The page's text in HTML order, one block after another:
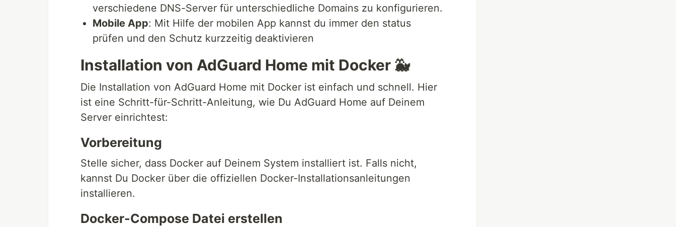
verschiedene DNS-Server für unterschiedliche Domains zu konfigurieren.
Mobile App: Mit Hilfe der mobilen App kannst du immer den status
prüfen und den Schutz kurzzeitig deaktivieren
Installation von AdGuard Home mit Docker 🐳
Die Installation von AdGuard Home mit Docker ist einfach und schnell. Hier
ist eine Schritt-für-Schritt-Anleitung, wie Du AdGuard Home auf Deinem
Server einrichtest:
Vorbereitung
Stelle sicher, dass Docker auf Deinem System installiert ist. Falls nicht,
kannst Du Docker über die offiziellen Docker-Installationsanleitungen
installieren.
Docker-Compose Datei erstellen